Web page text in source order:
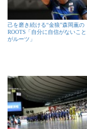
己を磨き続ける“金狼”森岡薫の
ROOTS「自分に自信がないこ
がルーツ」